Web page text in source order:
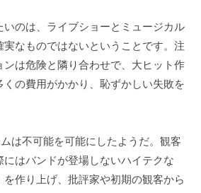
いのは、ライブショーとミュージカル
実なものではないということです。注
ンは危険と隣り合わせで、大ヒット作
くの費用がかかり、恥ずかしい失敗を
は不可能を可能にしたようだ。観客
にはバンドが登場しないハイテクな
を作り上げ、批評家や初期の観客から